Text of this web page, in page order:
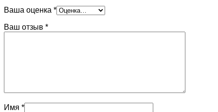
Ваша оценка *
Ваш отзыв *
Имя *